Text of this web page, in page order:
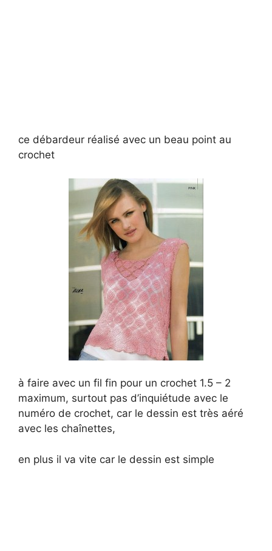
ce débardeur réalisé avec un beau point au
crochet
à faire avec un fil fin pour un crochet 1.5 – 2
maximum, surtout pas d’inquiétude avec le
numéro de crochet, car le dessin est très aéré
avec les chaînettes,
en plus il va vite car le dessin est simple